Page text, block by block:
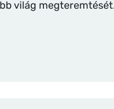
világ